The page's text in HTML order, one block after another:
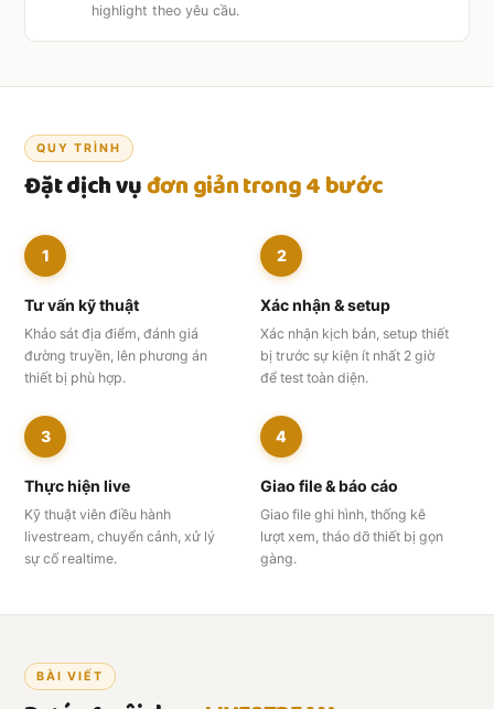
highlight theo yêu cầu.
QUY TRÌNH
Đặt dịch vụđơn giản trong 4 bước
1
Tư vấn kỹ thuật
Khảo sát địa điểm, đánh giá
đường truyền, lên phương án
thiết bị phù hợp.
2
Xác nhận & setup
Xác nhận kịch bản, setup thiết
bị trước sự kiện ít nhất 2 giờ
để test toàn diện.
3
Thực hiện live
Kỹ thuật viên điều hành
livestream, chuyển cảnh, xử lý
sự cố realtime.
4
Giao file & báo cáo
Giao file ghi hình, thống kê
lượt xem, tháo dỡ thiết bị gọn
gàng.
BÀI VIẾT